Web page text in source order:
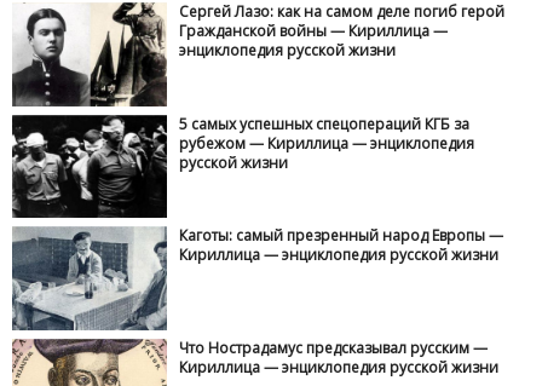
Сергей Лазо: как на самом деле погиб герой
Гражданской войны — Кириллица —
энциклопедия русской жизни
5 самых успешных спецопераций КГБ за
рубежом — Кириллица — энциклопедия
русской жизни
Каготы: самый презренный народ Европы —
Кириллица — энциклопедия русской жизни
Что Нострадамус предсказывал русским —
Кириллица — энциклопедия русской жизни